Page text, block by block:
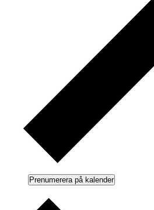
Prenumerera på kalender